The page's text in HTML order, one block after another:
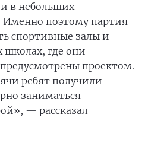
в небольших
Именно поэтому партия
спортивные залы и
где они
проектом.
ребят получили
заниматься
— рассказал